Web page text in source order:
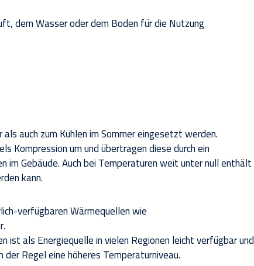
dem Wasser oder dem Bodenfür die Nutzung
auch zum Kühlen im Sommer eingesetzt werden.
Kompression um und übertragen diese durch ein
im Gebäude.Auch bei Temperaturen weit unter null enthält
kann.
verfügbarenWärmequellen wie
.
istals Energiequelle in vielen Regionen leicht verfügbar und
der Regel einehöheresTemperaturniveau.